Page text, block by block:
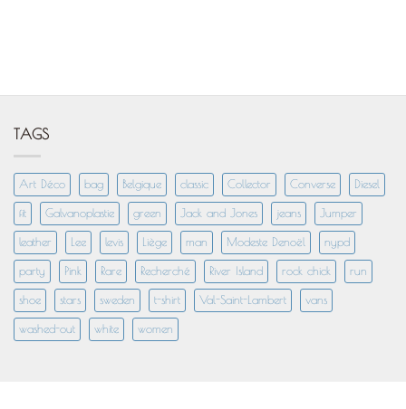
TAGS
Art Déco bag Belgique classic Collector Converse Diesel
fit Galvanoplastie green Jack and Jones jeans Jumper
leather Lee levis Liège man Modeste Denoël nypd
party Pink Rare Recherché River Island rock chick run
shoe stars sweden t-shirt Val-Saint-Lambert vans
washed-out white women